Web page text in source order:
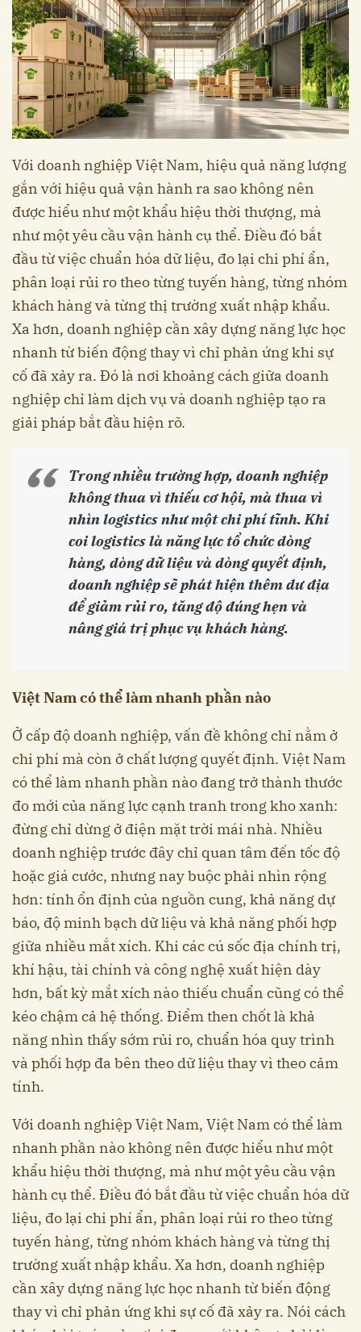
Với doanh nghiệp Việt Nam, hiệu quả năng lượng
gắn với hiệu quả vận hành ra sao không nên
được hiểu như một khẩu hiệu thời thượng, mà
như một yêu cầu vận hành cụ thể. Điều đó bắt
đầu từ việc chuẩn hóa dữ liệu, đo lại chi phí ẩn,
phân loại rủi ro theo từng tuyến hàng, từng nhóm
khách hàng và từng thị trường xuất nhập khẩu.
Xa hơn, doanh nghiệp cần xây dựng năng lực học
nhanh từ biến động thay vì chỉ phản ứng khi sự
cố đã xảy ra. Đó là nơi khoảng cách giữa doanh
nghiệp chỉ làm dịch vụ và doanh nghiệp tạo ra
giải pháp bắt đầu hiện rõ.
Trong nhiều trường hợp, doanh nghiệp
không thua vì thiếu cơ hội, mà thua vì
nhìn logistics như một chi phí tĩnh. Khi
coi logistics là năng lực tổ chức dòng
hàng, dòng dữ liệu và dòng quyết định,
doanh nghiệp sẽ phát hiện thêm dư địa
để giảm rủi ro, tăng độ đúng hẹn và
nâng giá trị phục vụ khách hàng.
Việt Nam có thể làm nhanh phần nào
Ở cấp độ doanh nghiệp, vấn đề không chỉ nằm ở
chi phí mà còn ở chất lượng quyết định. Việt Nam
có thể làm nhanh phần nào đang trở thành thước
đo mới của năng lực cạnh tranh trong kho xanh:
đừng chỉ dừng ở điện mặt trời mái nhà. Nhiều
doanh nghiệp trước đây chỉ quan tâm đến tốc độ
hoặc giá cước, nhưng nay buộc phải nhìn rộng
hơn: tính ổn định của nguồn cung, khả năng dự
báo, độ minh bạch dữ liệu và khả năng phối hợp
giữa nhiều mắt xích. Khi các cú sốc địa chính trị,
khí hậu, tài chính và công nghệ xuất hiện dày
hơn, bất kỳ mắt xích nào thiếu chuẩn cũng có thể
kéo chậm cả hệ thống. Điểm then chốt là khả
năng nhìn thấy sớm rủi ro, chuẩn hóa quy trình
và phối hợp đa bên theo dữ liệu thay vì theo cảm
tính.
Với doanh nghiệp Việt Nam, Việt Nam có thể làm
nhanh phần nào không nên được hiểu như một
khẩu hiệu thời thượng, mà như một yêu cầu vận
hành cụ thể. Điều đó bắt đầu từ việc chuẩn hóa dữ
liệu, đo lại chi phí ẩn, phân loại rủi ro theo từng
tuyến hàng, từng nhóm khách hàng và từng thị
trường xuất nhập khẩu. Xa hơn, doanh nghiệp
cần xây dựng năng lực học nhanh từ biến động
thay vì chỉ phản ứng khi sự cố đã xảy ra. Nói cách